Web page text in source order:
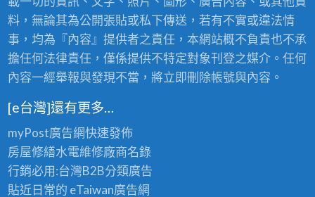
料，無論其為公開張貼或私下傳送，若有不實或違法情
事，均為『內容』提供者之責任，本網站概不負責也不承
擔任何法律責任，僅係提供不特定對象刊登之媒介。任何
內容一經舉報與發現不當，將立即刪除帳號與內容。
[e台灣]還有更多…
myPost廣告網快速發佈
房屋修繕水電維修廠商名錄
行銷必用:台灣B2B分類廣告
貼近日常的 eTaiwan廣告網